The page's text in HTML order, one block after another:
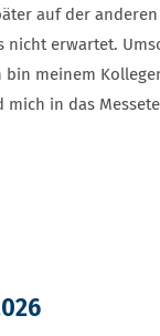
auf der
nicht erwartet.
bin meinem
in das